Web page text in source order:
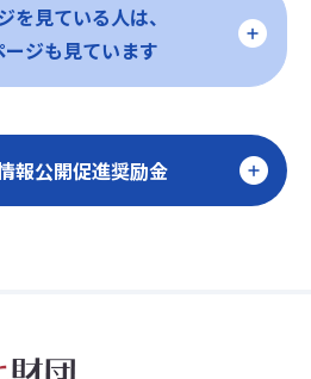
を見ている人は、
ージも見ています
報公開促進奨励金